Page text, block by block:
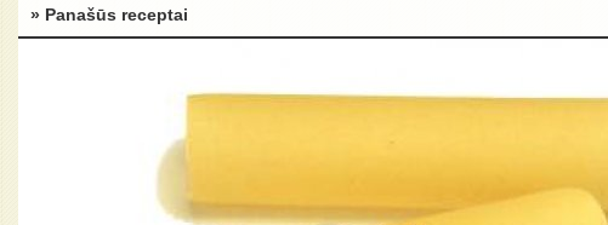
» Panašūs receptai